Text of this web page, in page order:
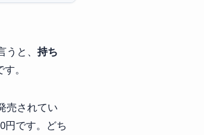
と、 持ち
。
売されてい
円です。どち